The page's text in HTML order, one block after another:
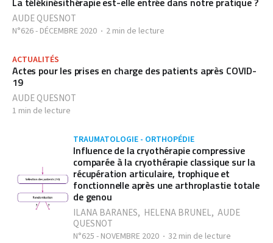
AUDE QUESNOT
N°626 - DÉCEMBRE 2020 2 min de lecture
ACTUALITÉS
Actes pour les prises en charge des patients après COVID-
19
AUDE QUESNOT
1 min de lecture
TRAUMATOLOGIE - ORTHOPÉDIE
Influence de la cryothérapie compressive
comparée à la cryothérapie classique sur la
récupération articulaire, trophique et
fonctionnelle après une arthroplastie totale
de genou
ILANA BARANES, HELENA BRUNEL, AUDE
QUESNOT
N°625 - NOVEMBRE 2020 32 min de lecture